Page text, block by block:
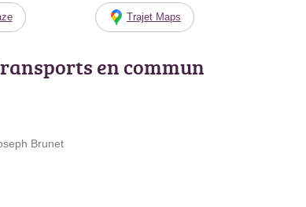
Trajet Maps
en commun
Brunet